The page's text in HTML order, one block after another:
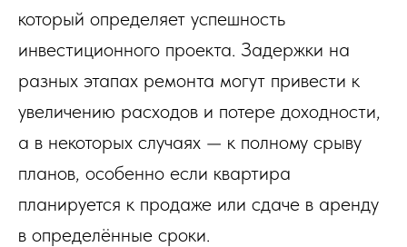
который определяет успешность
инвестиционного проекта. Задержки на
разных этапах ремонта могут привести к
увеличению расходов и потере доходности,
а в некоторых случаях — к полному срыву
планов, особенно если квартира
планируется к продаже или сдаче в аренду
в определённые сроки.